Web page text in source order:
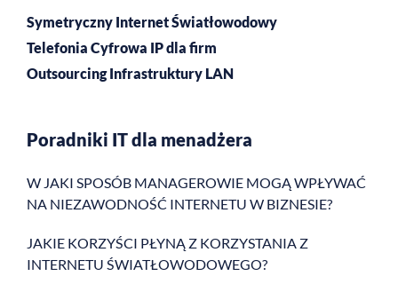
Symetryczny Internet Światłowodowy
Telefonia Cyfrowa IP dla firm
Outsourcing Infrastruktury LAN
Poradniki IT dla menadżera
W JAKI SPOSÓB MANAGEROWIE MOGĄ WPŁYWAĆ
NA NIEZAWODNOŚĆ INTERNETU W BIZNESIE?
JAKIE KORZYŚCI PŁYNĄ Z KORZYSTANIA Z
INTERNETU ŚWIATŁOWODOWEGO?